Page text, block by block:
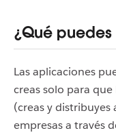
¿Qué puedes
Las aplicaciones
creas solo para
(creas y
empresas a través